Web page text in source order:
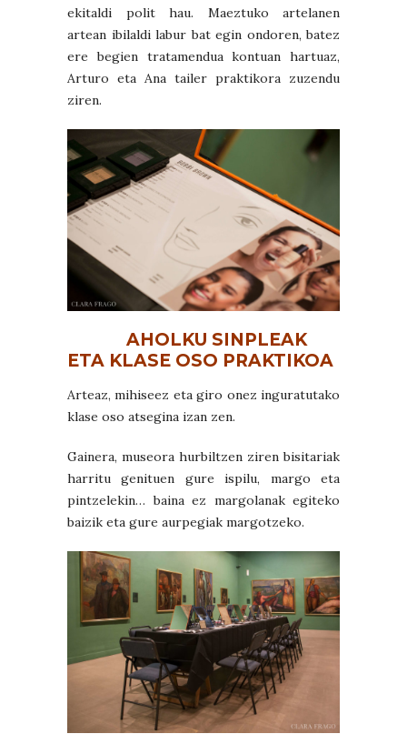
ekitaldi polit hau. Maeztuko artelanen
artean ibilaldi labur bat egin ondoren, batez
ere begien tratamendua kontuan hartuaz,
Arturo eta Ana tailer praktikora zuzendu
ziren.
AHOLKU SINPLEAK
ETA KLASE OSO PRAKTIKOA
Arteaz, mihiseez eta giro onez inguratutako
klase oso atsegina izan zen.
Gainera, museora hurbiltzen ziren bisitariak
harritu genituen gure ispilu, margo eta
pintzelekin… baina ez margolanak egiteko
baizik eta gure aurpegiak margotzeko.